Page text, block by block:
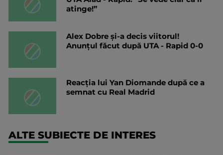
atinge!”
Alex Dobre și-a decis viitorul!
Anunțul făcut după UTA - Rapid 0-0
Reacția lui Yan Diomande după ce a
semnat cu Real Madrid
ALTE SUBIECTE DE INTERES